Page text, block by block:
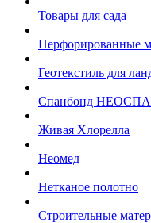
Товары для сада
Перфорированные
Геотекстиль для
Спанбонд
Живая Хлорелла
Нeомед
Нетканое полотно
Строительные